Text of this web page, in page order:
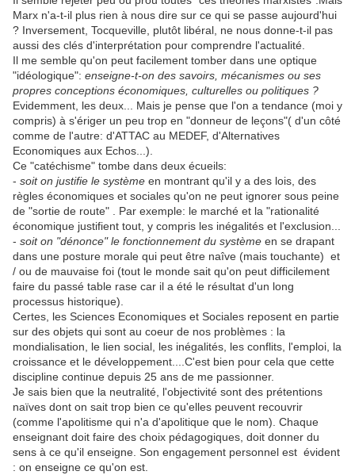
Marx n'a-t-il plus rien à nous dire sur ce qui se passe aujourd'hui
? Inversement, Tocqueville, plutôt libéral, ne nous donne-t-il pas
aussi des clés d'interprétation pour comprendre l'actualité.
Il me semble qu'on peut facilement tomber dans une optique
"idéologique": enseigne-t-on des savoirs, mécanismes ou ses
propres conceptions économiques, culturelles ou politiques ?
Evidemment, les deux... Mais je pense que l'on a tendance (moi y
compris) à s'ériger un peu trop en "donneur de leçons"( d'un côté
comme de l'autre: d'ATTAC au MEDEF, d'Alternatives
Economiques aux Echos...).
Ce "catéchisme" tombe dans deux écueils:
- soit on justifie le système en montrant qu'il y a des lois, des
règles économiques et sociales qu'on ne peut ignorer sous peine
de "sortie de route" . Par exemple: le marché et la "rationalité
économique justifient tout, y compris les inégalités et l'exclusion...
- soit on "dénonce" le fonctionnement du système en se drapant
dans une posture morale qui peut être naîve (mais touchante) et
/ ou de mauvaise foi (tout le monde sait qu'on peut difficilement
faire du passé table rase car il a été le résultat d'un long
processus historique).
Certes, les Sciences Economiques et Sociales reposent en partie
sur des objets qui sont au coeur de nos problèmes : la
mondialisation, le lien social, les inégalités, les conflits, l'emploi, la
croissance et le développement....C'est bien pour cela que cette
discipline continue depuis 25 ans de me passionner.
Je sais bien que la neutralité, l'objectivité sont des prétentions
naïves dont on sait trop bien ce qu'elles peuvent recouvrir
(comme l'apolitisme qui n'a d'apolitique que le nom). Chaque
enseignant doit faire des choix pédagogiques, doit donner du
sens à ce qu'il enseigne. Son engagement personnel est évident
: on enseigne ce qu'on est.